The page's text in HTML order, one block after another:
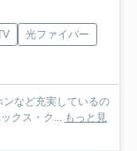
光ファイバー
など充実しているの
クス・ク... もっと見